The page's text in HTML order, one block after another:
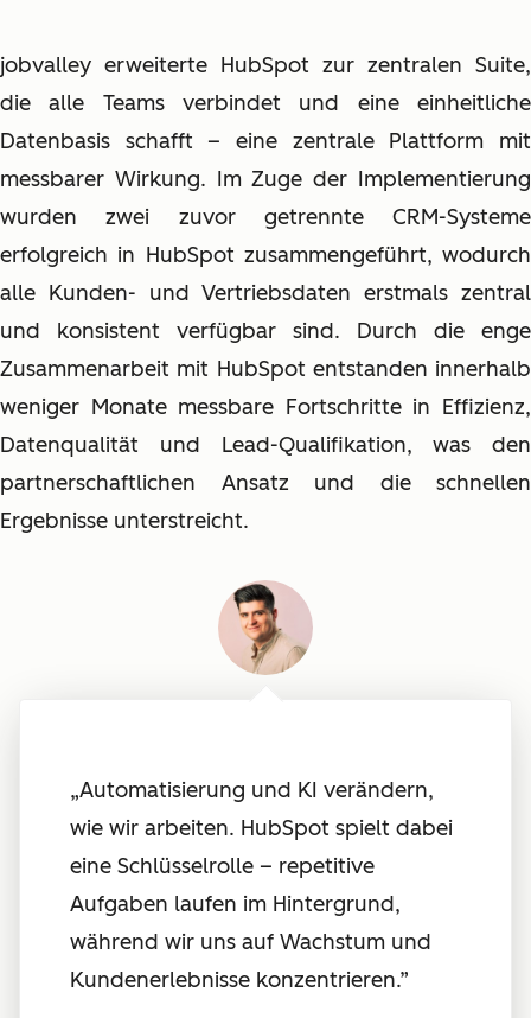
jobvalley erweiterte HubSpot zur zentralen Suite,
die alle Teams verbindet und eine einheitliche
Datenbasis schafft – eine zentrale Plattform mit
messbarer Wirkung. Im Zuge der Implementierung
wurden zwei zuvor getrennte CRM-Systeme
erfolgreich in HubSpot zusammengeführt, wodurch
alle Kunden- und Vertriebsdaten erstmals zentral
und konsistent verfügbar sind. Durch die enge
Zusammenarbeit mit HubSpot entstanden innerhalb
weniger Monate messbare Fortschritte in Effizienz,
Datenqualität und Lead-Qualifikation, was den
partnerschaftlichen Ansatz und die schnellen
Ergebnisse unterstreicht.
„Automatisierung und KI verändern,
wie wir arbeiten. HubSpot spielt dabei
eine Schlüsselrolle – repetitive
Aufgaben laufen im Hintergrund,
während wir uns auf Wachstum und
Kundenerlebnisse konzentrieren.”